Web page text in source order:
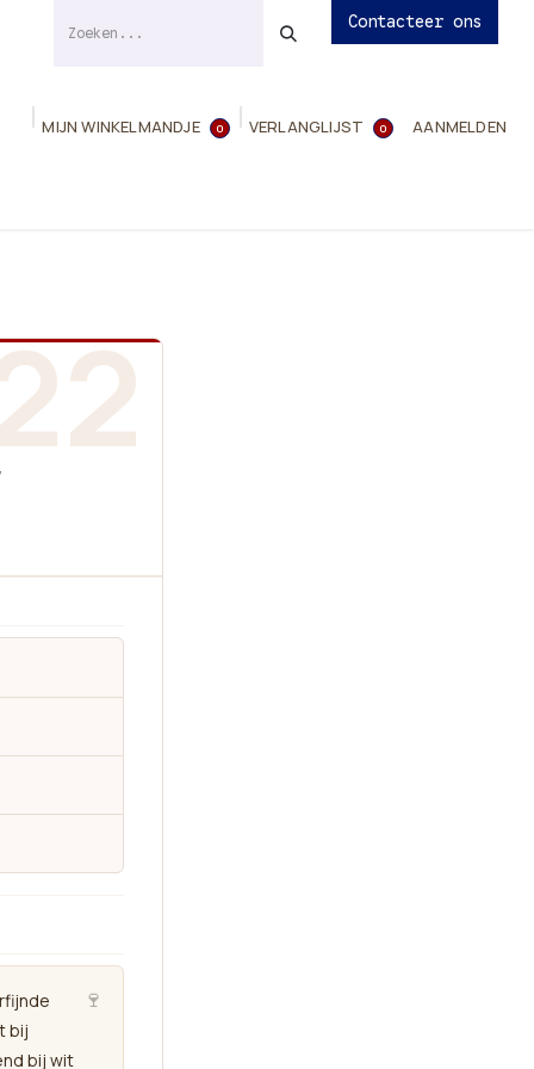
Contacteer ons
0
MIJN WINKELMANDJE 0
VERLANGLIJST
AANMELDEN
🍷
bij
bij wit